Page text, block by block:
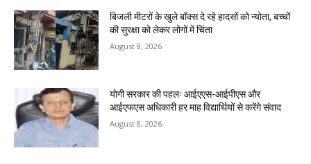
बिजली मीटरों के खुले बॉक्स दे रहे हादसों को न्योता, बच्चों
की सुरक्षा को लेकर लोगों में चिंता
August 8, 2026
योगी सरकार की पहलः आईएएस-आईपीएस और
आईएफएस अधिकारी हर माह विद्यार्थियों से करेंगे संवाद
August 8, 2026